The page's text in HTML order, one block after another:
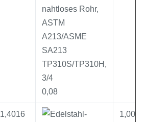
0,08
1,4016 1,00